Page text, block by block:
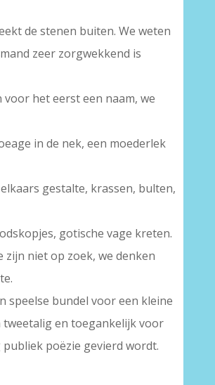
de stenen buiten. We weten
zeer zorgwekkend is
voor het eerst een naam, we
in de nek, een moederlek
gestalte, krassen, bulten,
gotische vage kreten.
zijn niet op zoek, we denken
speelse bundel voor een kleine
tweetalig en toegankelijk voor
poëzie gevierd wordt.